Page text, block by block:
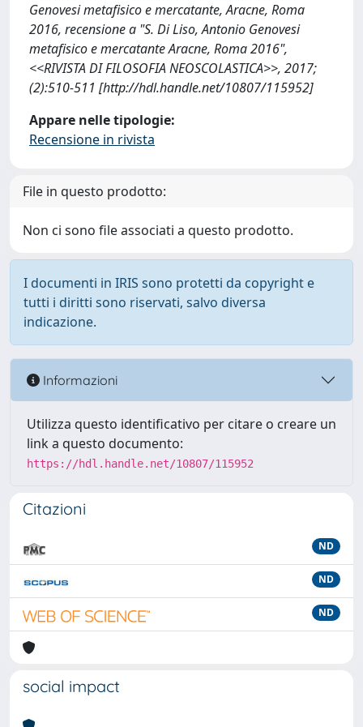
Genovesi metafisico e mercatante, Aracne, Roma
2016, recensione a "S. Di Liso, Antonio Genovesi
metafisico e mercatante Aracne, Roma 2016",
<<RIVISTA DI FILOSOFIA NEOSCOLASTICA>>, 2017;
(2):510-511 [http://hdl.handle.net/10807/115952]
Appare nelle tipologie:
Recensione in rivista
File in questo prodotto:
Non ci sono file associati a questo prodotto.
I documenti in IRIS sono protetti da copyright e
tutti i diritti sono riservati, salvo diversa
indicazione.
Informazioni
Utilizza questo identificativo per citare o creare un
link a questo documento:
https://hdl.handle.net/10807/115952
Citazioni
ND
ND
ND
social impact